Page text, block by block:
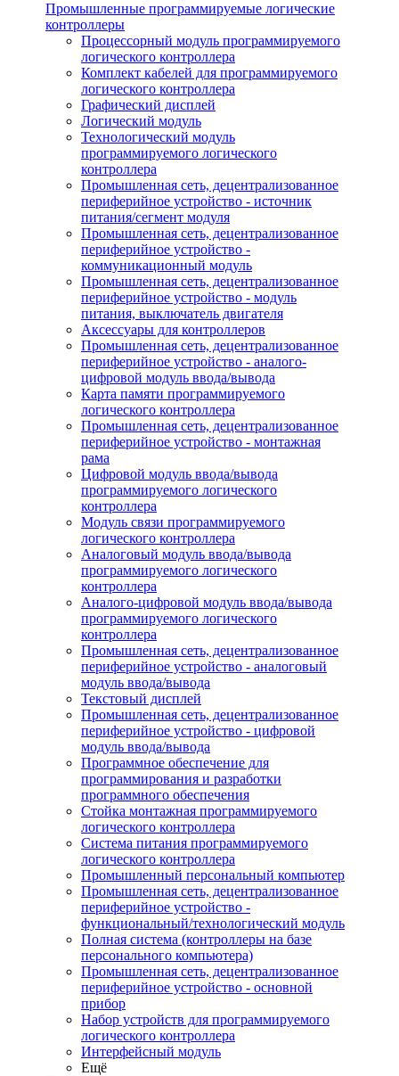
Промышленные программируемые логические
контроллеры
Процессорный модуль программируемого
логического контроллера
Комплект кабелей для программируемого
логического контроллера
Графический дисплей
Логический модуль
Технологический модуль
программируемого логического
контроллера
Промышленная сеть, децентрализованное
периферийное устройство - источник
питания/сегмент модуля
Промышленная сеть, децентрализованное
периферийное устройство -
коммуникационный модуль
Промышленная сеть, децентрализованное
периферийное устройство - модуль
питания, выключатель двигателя
Аксессуары для контроллеров
Промышленная сеть, децентрализованное
периферийное устройство - аналого-
цифровой модуль ввода/вывода
Карта памяти программируемого
логического контроллера
Промышленная сеть, децентрализованное
периферийное устройство - монтажная
рама
Цифровой модуль ввода/вывода
программируемого логического
контроллера
Модуль связи программируемого
логического контроллера
Аналоговый модуль ввода/вывода
программируемого логического
контроллера
Аналого-цифровой модуль ввода/вывода
программируемого логического
контроллера
Промышленная сеть, децентрализованное
периферийное устройство - аналоговый
модуль ввода/вывода
Текстовый дисплей
Промышленная сеть, децентрализованное
периферийное устройство - цифровой
модуль ввода/вывода
Программное обеспечение для
программирования и разработки
программного обеспечения
Стойка монтажная программируемого
логического контроллера
Система питания программируемого
логического контроллера
Промышленный персональный компьютер
Промышленная сеть, децентрализованное
периферийное устройство -
функциональный/технологический модуль
Полная система (контроллеры на базе
персонального компьютера)
Промышленная сеть, децентрализованное
периферийное устройство - основной
прибор
Набор устройств для программируемого
логического контроллера
Интерфейсный модуль
Ещё